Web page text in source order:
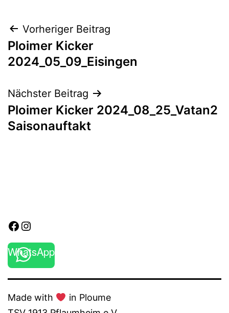
Beitragsnavigation
Vorheriger Beitrag
Ploimer Kicker
2024_05_09_Eisingen
Nächster Beitrag
Ploimer Kicker 2024_08_25_Vatan2
Saisonauftakt
Facebook
Instagram
WhatsApp
Made with
in Ploume